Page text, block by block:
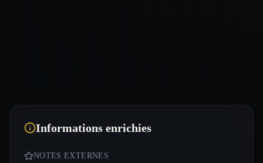
Informations enrichies
NOTES EXTERNES